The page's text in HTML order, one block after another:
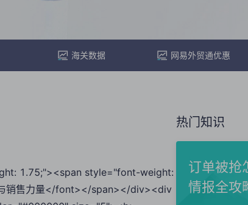
海关数据 网易外贸通优惠
1.75;"><span style="font-weight:
销售力量</font></span></div><div
热门知识
订单被抢
情报全攻